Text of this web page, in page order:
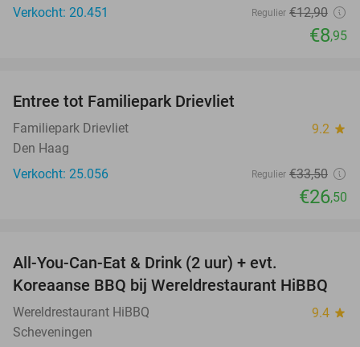
Verkocht: 20.451 Regulier €12,90
€8,95
Entree tot Familiepark Drievliet
Familiepark Drievliet 9.2 star
Den Haag
Verkocht: 25.056
Regulier €33,50
€26,50
All-You-Can-Eat & Drink (2 uur) + evt.
Koreaanse BBQ bij Wereldrestaurant HiBBQ
Wereldrestaurant HiBBQ 9.4 star
Scheveningen